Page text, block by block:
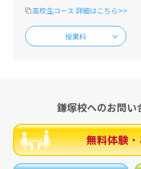
高校生コース 詳細はこちら>>
授業料
鎌塚校へのお問い
無料体験